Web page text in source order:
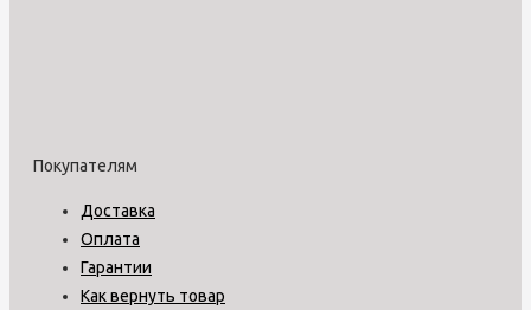
Покупателям
Доставка
Оплата
Гарантии
Как вернуть товар